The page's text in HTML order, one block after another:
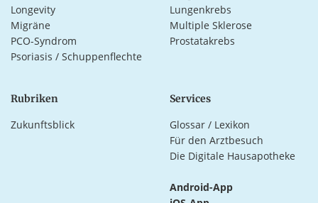
Longevity
Lungenkrebs
Migräne
Multiple Sklerose
PCO-Syndrom
Prostatakrebs
Psoriasis / Schuppenflechte
Rubriken
Zukunftsblick
Services
Glossar / Lexikon
Für den Arztbesuch
Die Digitale Hausapotheke
Android-App